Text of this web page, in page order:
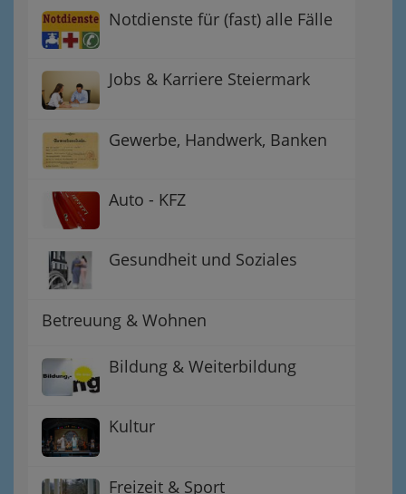
Notdienste für (fast) alle Fälle
Jobs & Karriere Steiermark
Gewerbe, Handwerk, Banken
Auto - KFZ
Gesundheit und Soziales
Betreuung & Wohnen
Bildung & Weiterbildung
Kultur
Freizeit & Sport